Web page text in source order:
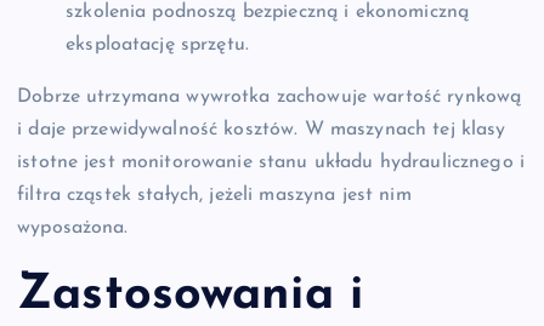
szkolenia podnoszą bezpieczną i ekonomiczną
eksploatację sprzętu.
Dobrze utrzymana wywrotka zachowuje wartość rynkową
i daje przewidywalność kosztów. W maszynach tej klasy
istotne jest monitorowanie stanu układu hydraulicznego i
filtra cząstek stałych, jeżeli maszyna jest nim
wyposażona.
Zastosowania i